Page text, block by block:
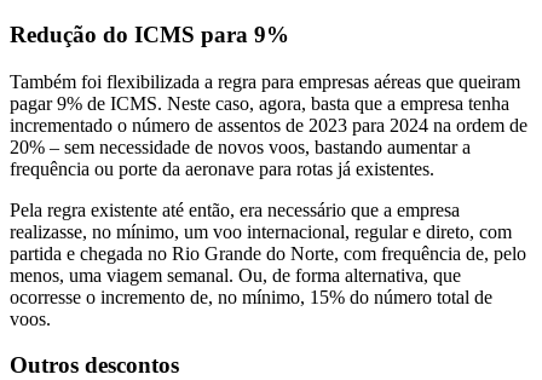
Redução do ICMS para 9%
Também foi flexibilizada a regra para empresas aéreas que queiram
pagar 9% de ICMS. Neste caso, agora, basta que a empresa tenha
incrementado o número de assentos de 2023 para 2024 na ordem de
20% – sem necessidade de novos voos, bastando aumentar a
frequência ou porte da aeronave para rotas já existentes.
Pela regra existente até então, era necessário que a empresa
realizasse, no mínimo, um voo internacional, regular e direto, com
partida e chegada no Rio Grande do Norte, com frequência de, pelo
menos, uma viagem semanal. Ou, de forma alternativa, que
ocorresse o incremento de, no mínimo, 15% do número total de
voos.
Outros descontos